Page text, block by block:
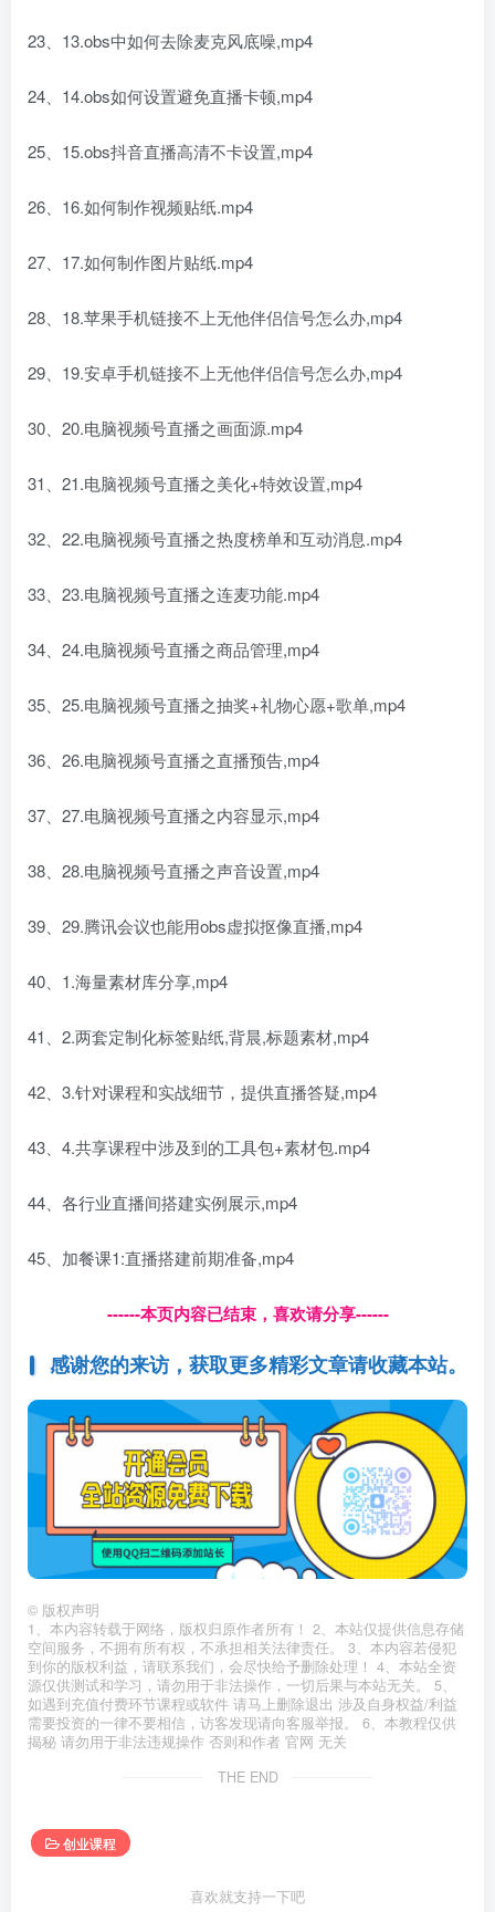
23、13.obs中如何去除麦克风底噪,mp4
24、14.obs如何设置避免直播卡顿,mp4
25、15.obs抖音直播高清不卡设置,mp4
26、16.如何制作视频贴纸.mp4
27、17.如何制作图片贴纸.mp4
28、18.苹果手机链接不上无他伴侣信号怎么办,mp4
29、19.安卓手机链接不上无他伴侣信号怎么办,mp4
30、20.电脑视频号直播之画面源.mp4
31、21.电脑视频号直播之美化+特效设置,mp4
32、22.电脑视频号直播之热度榜单和互动消息.mp4
33、23.电脑视频号直播之连麦功能.mp4
34、24.电脑视频号直播之商品管理,mp4
35、25.电脑视频号直播之抽奖+礼物心愿+歌单,mp4
36、26.电脑视频号直播之直播预告,mp4
37、27.电脑视频号直播之内容显示,mp4
38、28.电脑视频号直播之声音设置,mp4
39、29.腾讯会议也能用obs虚拟抠像直播,mp4
40、1.海量素材库分享,mp4
41、2.两套定制化标签贴纸,背晨,标题素材,mp4
42、3.针对课程和实战细节，提供直播答疑,mp4
43、4.共享课程中涉及到的工具包+素材包.mp4
44、各行业直播间搭建实例展示,mp4
45、加餐课1:直播搭建前期准备,mp4
------本页内容已结束，喜欢请分享------
感谢您的来访，获取更多精彩文章请收藏本站。
© 版权声明
1、本内容转载于网络，版权归原作者所有！ 2、本站仅提供信息存储
空间服务，不拥有所有权，不承担相关法律责任。 3、本内容若侵犯
到你的版权利益，请联系我们，会尽快给予删除处理！ 4、本站全资
源仅供测试和学习，请勿用于非法操作，一切后果与本站无关。 5、
如遇到充值付费环节课程或软件 请马上删除退出 涉及自身权益/利益
需要投资的一律不要相信，访客发现请向客服举报。 6、本教程仅供
揭秘 请勿用于非法违规操作 否则和作者 官网 无关
THE END
创业课程
喜欢就支持一下吧